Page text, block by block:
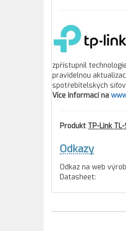
zpřístupnil
pravidelnou
spotřebitelských
Více informací na
Produkt TP-Link
Odkazy
Odkaz na web
Datasheet: